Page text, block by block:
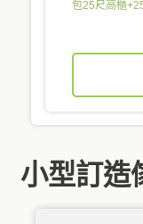
包25尺高櫃
小型訂造